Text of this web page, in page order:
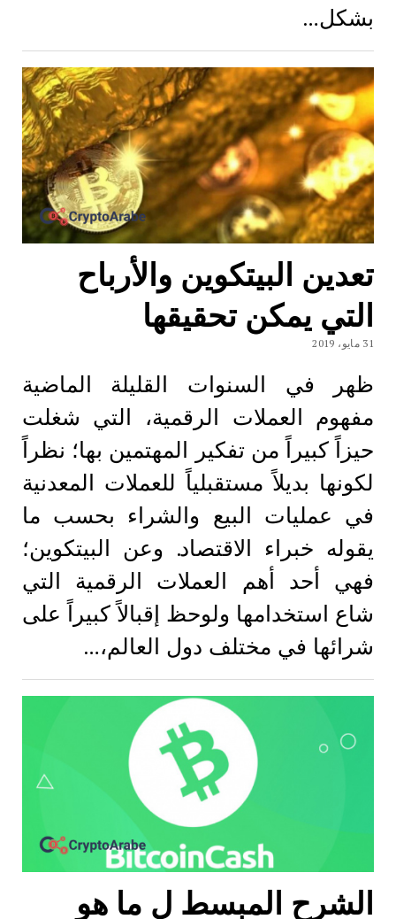
بشكل…
تعدين البيتكوين والأرباح
التي يمكن تحقيقها
31 مايو، 2019
ظهر في السنوات القليلة الماضية
مفهوم العملات الرقمية، التي شغلت
حيزاً كبيراً من تفكير المهتمين بها؛ نظراً
لكونها بديلاً مستقبلياً للعملات المعدنية
في عمليات البيع والشراء بحسب ما
يقوله خبراء الاقتصاد. وعن البيتكوين؛
فهي أحد أهم العملات الرقمية التي
شاع استخدامها ولوحظ إقبالاً كبيراً على
شرائها في مختلف دول العالم،…
الشرح المبسط ل ما هو